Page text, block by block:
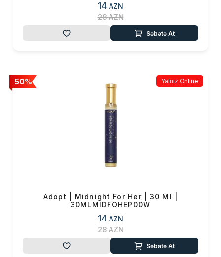
14 AZN
28AZN
Səbətə At
50% Yalnız Online
Adopt | Midnight For Her | 30 Ml |
30MLMIDFOHEP00W
14 AZN
28AZN
Səbətə At